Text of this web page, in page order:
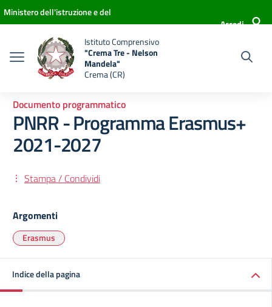
Vai ai contenuti
Vai al menu di navigazione
Vai al footer
Ministero dell'istruzione e del
Accedi
Istituto Comprensivo
"Crema Tre - Nelson
Mandela"
Crema (CR)
Documento programmatico
PNRR - Programma Erasmus+
2021-2027
Stampa / Condividi
Argomenti
Erasmus
Indice della pagina